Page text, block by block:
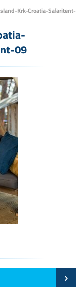
Krk-Croatia-Safaritent-
09